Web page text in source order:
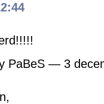
PaBeS — 3